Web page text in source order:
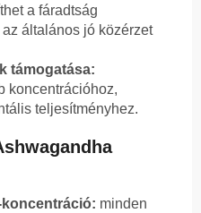
a fáradtság
általános jó közérzet
támogatása:
koncentrációhoz,
teljesítményhez.
koncentráció: minden